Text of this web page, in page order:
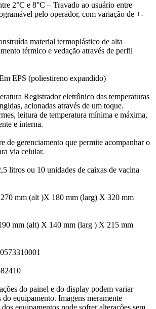
2°C e 8°C – Travado ao usuário entre
pelo operador, com variação de +-
material termoplástico de alta
térmico e vedação através de perfil
EPS (poliestireno expandido)
Registrador eletrônico das temperaturas
acionadas através de um toque.
leitura de temperatura mínima e máxima,
e interna.
de gerenciamento que permite acompanhar o
via celular.
litros ou 10 unidades de caixas de vacina
270 mm (alt )X 180 mm (larg) X 320 mm
mm (alt) X 140 mm (larg ) X 215 mm
do painel e do display podem variar
equipamento. Imagens meramente